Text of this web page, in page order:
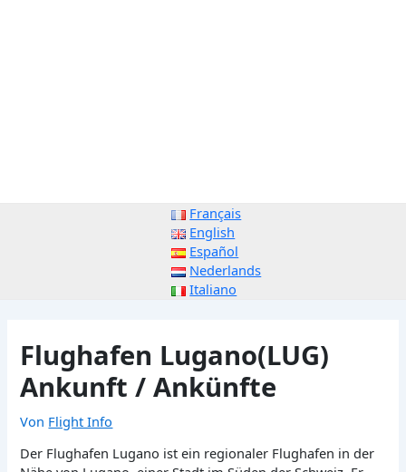
Français
English
Español
Nederlands
Italiano
Flughafen Lugano(LUG)
Ankunft / Ankünfte
Von Flight Info
Der Flughafen Lugano ist ein regionaler Flughafen in der